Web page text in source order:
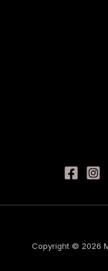
Copyright © 2026